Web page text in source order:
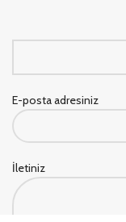
E-posta adresiniz
İletiniz